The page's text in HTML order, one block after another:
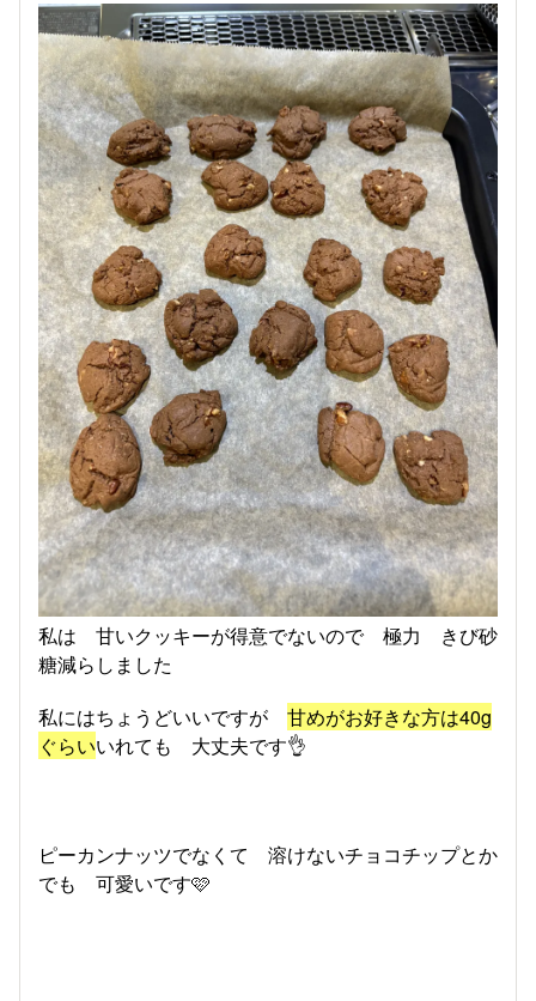
私は 甘いクッキーが得意でないので 極力 きび砂
糖減らしました
私にはちょうどいいですが 甘めがお好きな方は40g
ぐらいいれても 大丈夫です👌
ピーカンナッツでなくて 溶けないチョコチップとか
でも 可愛いです🩷